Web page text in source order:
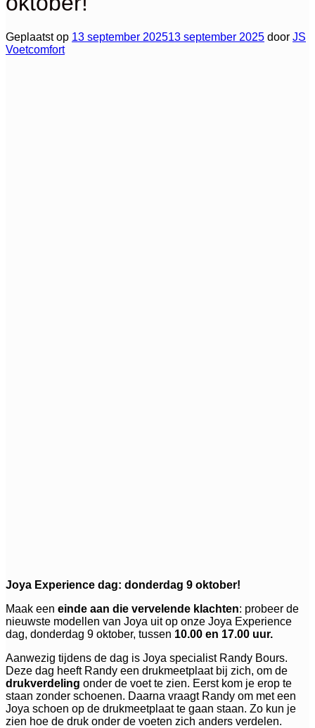
Geplaatst op 13 september 202513 september 2025 door JS
Voetcomfort
Joya Experience dag: donderdag 9 oktober!
Maak een einde aan die vervelende klachten: probeer de
nieuwste modellen van Joya uit op onze Joya Experience
dag, donderdag 9 oktober, tussen 10.00 en 17.00 uur.
Aanwezig tijdens de dag is Joya specialist Randy Bours.
Deze dag heeft Randy een drukmeetplaat bij zich, om de
drukverdeling onder de voet te zien. Eerst kom je erop te
staan zonder schoenen. Daarna vraagt Randy om met een
Joya schoen op de drukmeetplaat te gaan staan. Zo kun je
zien hoe de druk onder de voeten zich anders verdelen.